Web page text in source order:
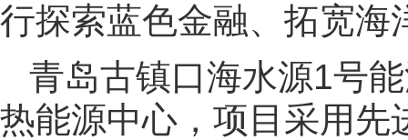
行探索蓝色金融、拓宽海
青岛古镇口海水源1号
热能源中心，项目采用先